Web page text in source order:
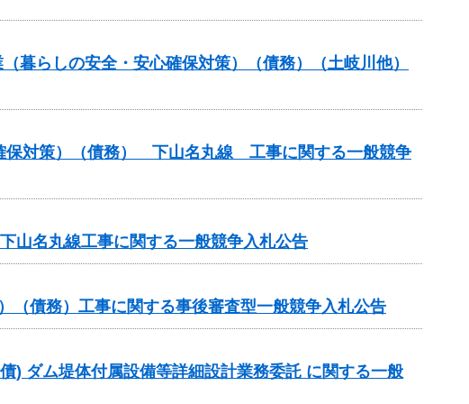
らしの安全・安心確保対策）（債務）（土岐川他）
保対策）（債務） 下山名丸線 工事に関する一般競争
山名丸線工事に関する一般競争入札公告
（債務）工事に関する事後審査型一般競争入札公告
) ダム堤体付属設備等詳細設計業務委託 に関する一般